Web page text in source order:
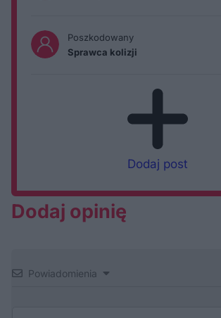
Poszkodowany
Sprawca kolizji
Dodaj post
Dodaj opinię
Powiadomienia